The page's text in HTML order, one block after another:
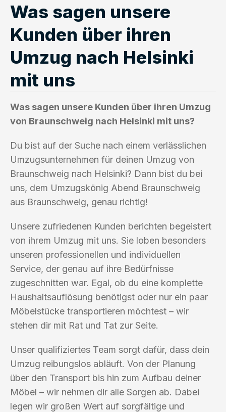
Was sagen unsere
Kunden über ihren
Umzug nach Helsinki
mit uns
Was sagen unsere Kunden über ihren Umzug
von Braunschweig nach Helsinki mit uns?
Du bist auf der Suche nach einem verlässlichen
Umzugsunternehmen für deinen Umzug von
Braunschweig nach Helsinki? Dann bist du bei
uns, dem Umzugskönig Abend Braunschweig
aus Braunschweig, genau richtig!
Unsere zufriedenen Kunden berichten begeistert
von ihrem Umzug mit uns. Sie loben besonders
unseren professionellen und individuellen
Service, der genau auf ihre Bedürfnisse
zugeschnitten war. Egal, ob du eine komplette
Haushaltsauflösung benötigst oder nur ein paar
Möbelstücke transportieren möchtest – wir
stehen dir mit Rat und Tat zur Seite.
Unser qualifiziertes Team sorgt dafür, dass dein
Umzug reibungslos abläuft. Von der Planung
über den Transport bis hin zum Aufbau deiner
Möbel – wir nehmen dir alle Sorgen ab. Dabei
legen wir großen Wert auf sorgfältige und